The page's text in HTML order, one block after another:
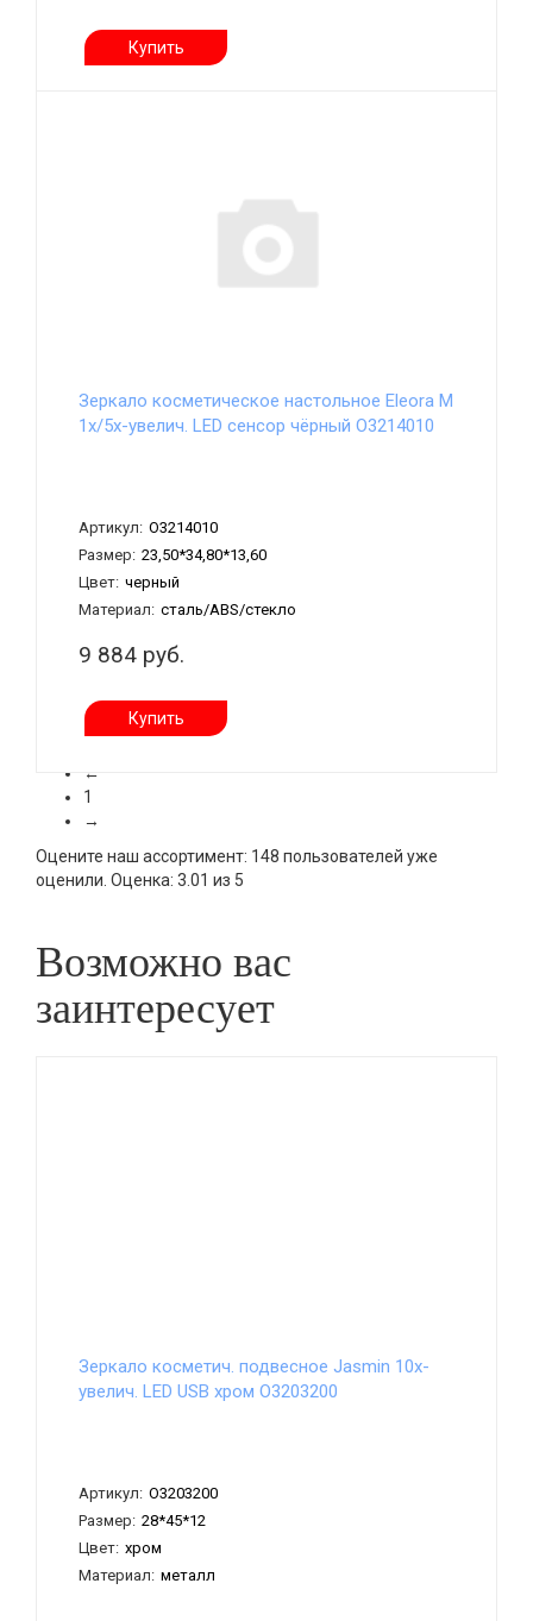
Купить
Зеркало косметическое настольное Eleora M
1х/5х-увелич. LED сенсор чёрный О3214010
Артикул: О3214010
Размер: 23,50*34,80*13,60
Цвет: черный
Материал: сталь/ABS/стекло
9 884 руб.
Купить
←
1
→
Оцените наш ассортимент: 148 пользователей уже
оценили. Оценка: 3.01 из 5
Возможно вас
заинтересует
Зеркало косметич. подвесное Jasmin 10х-
увелич. LED USB хром О3203200
Артикул: О3203200
Размер: 28*45*12
Цвет: хром
Материал: металл